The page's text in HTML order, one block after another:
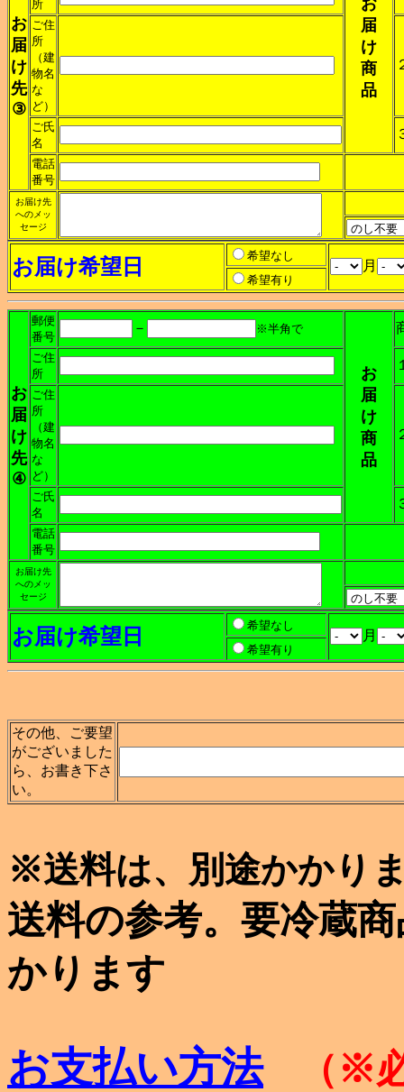
お
届
け
先
③
届
け
商
品
所
ご住
所
（建
物名
な
ど）
ご氏
名
電話
番号
お届け先
へのメッ
セージ
お届け希望日 希望なし
月
希望有り
お
届
け
先
④
郵便
番号
－ ※半角で
お
届
け
商
品
ご住
所
ご住
所
（建
物名
な
ど）
ご氏
名
電話
番号
お届け先
へのメッ
セージ
お届け希望日 希望なし
月
希望有り
その他、ご要望
がございました
ら、お書き下さ
い。
※送料は、別途かかり
送料の参考。要冷蔵
かります
お支払い方法 （※